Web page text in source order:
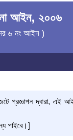
আইন, ২০০৬
৬ নং আইন )
প্রজ্ঞাপন দ্বারা, এই
পাইবে।]